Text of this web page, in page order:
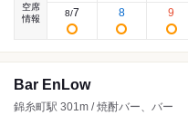
空席
情報
8/7 8 9
Bar EnLow
錦糸町駅 301m / 焼酎バー、バー